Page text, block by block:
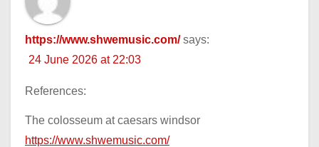
https://www.shwemusic.com/ says:
24 June 2026 at 22:03
References:
The colosseum at caesars windsor
https://www.shwemusic.com/